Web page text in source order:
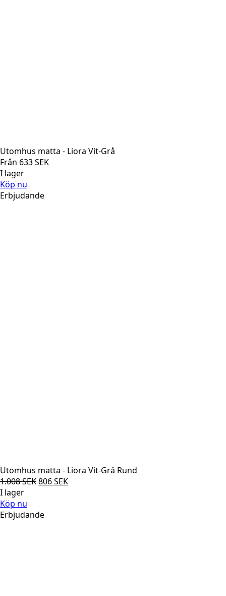
Utomhus matta - Liora Vit-Grå
Från 633SEK
I lager
Köp nu
Erbjudande
Utomhus matta - Liora Vit-Grå Rund
1.008SEKDet
var:
806SEKDet
I lager
Köp nu
Erbjudande